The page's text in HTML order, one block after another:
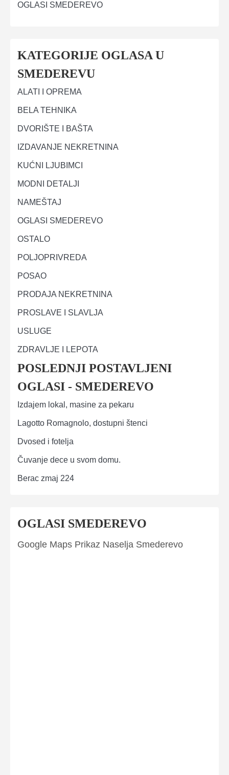
OGLASI SMEDEREVO
KATEGORIJE OGLASA U
SMEDEREVU
ALATI I OPREMA
BELA TEHNIKA
DVORIŠTE I BAŠTA
IZDAVANJE NEKRETNINA
KUĆNI LJUBIMCI
MODNI DETALJI
NAMEŠTAJ
OGLASI SMEDEREVO
OSTALO
POLJOPRIVREDA
POSAO
PRODAJA NEKRETNINA
PROSLAVE I SLAVLJA
USLUGE
ZDRAVLJE I LEPOTA
POSLEDNJI POSTAVLJENI
OGLASI - SMEDEREVO
Izdajem lokal, masine za pekaru
Lagotto Romagnolo, dostupni štenci
Dvosed i fotelja
Čuvanje dece u svom domu.
Berac zmaj 224
OGLASI SMEDEREVO
Google Maps Prikaz Naselja Smederevo